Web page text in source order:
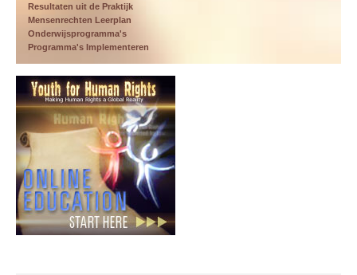
Resultaten uit de Praktijk
Mensenrechten Leerplan
Onderwijsprogramma's
Programma's Implementeren